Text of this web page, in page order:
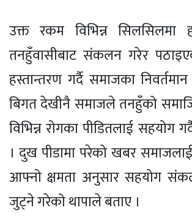
उक्त रकम विभिन्न
तनहुँवासीबाट संकलन गरेर
हस्तान्तरण गर्दै समाजका
बिगत देखीनै समाजले तनहुँको
विभिन्न रोगका पीडितलाई सहयोग
। दुख पीडामा परेको खबर समाजलाई
आफ्नो क्षमता अनुसार सहयोग
जुट्ने गरेको थापाले बताए ।